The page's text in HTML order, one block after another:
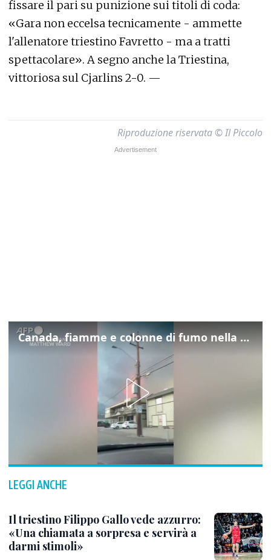
fissare il pari su punizione sui titoli di coda:
«Gara non eccelsa tecnicamente - ammette
l'allenatore triestino Favretto - ma a tratti
spettacolare». A segno anche la Triestina,
vittoriosa sul Cjarlins 2-0. —
Riproduzione riservata © Il Piccolo
Canada, fiamme e colonne di fumo nella Columbia Britannica
LEGGI ANCHE
Il triestino Filippo Gallo vede azzurro:
«Una chiamata a sorpresa e servirà a
darmi stimoli»